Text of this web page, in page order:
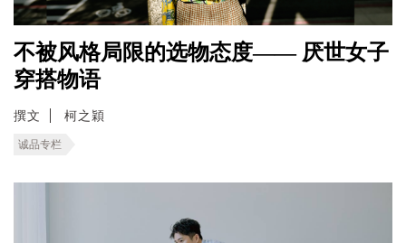
不被风格局限的选物态度—— 厌世女子
穿搭物语
撰文 柯之穎
诚品专栏